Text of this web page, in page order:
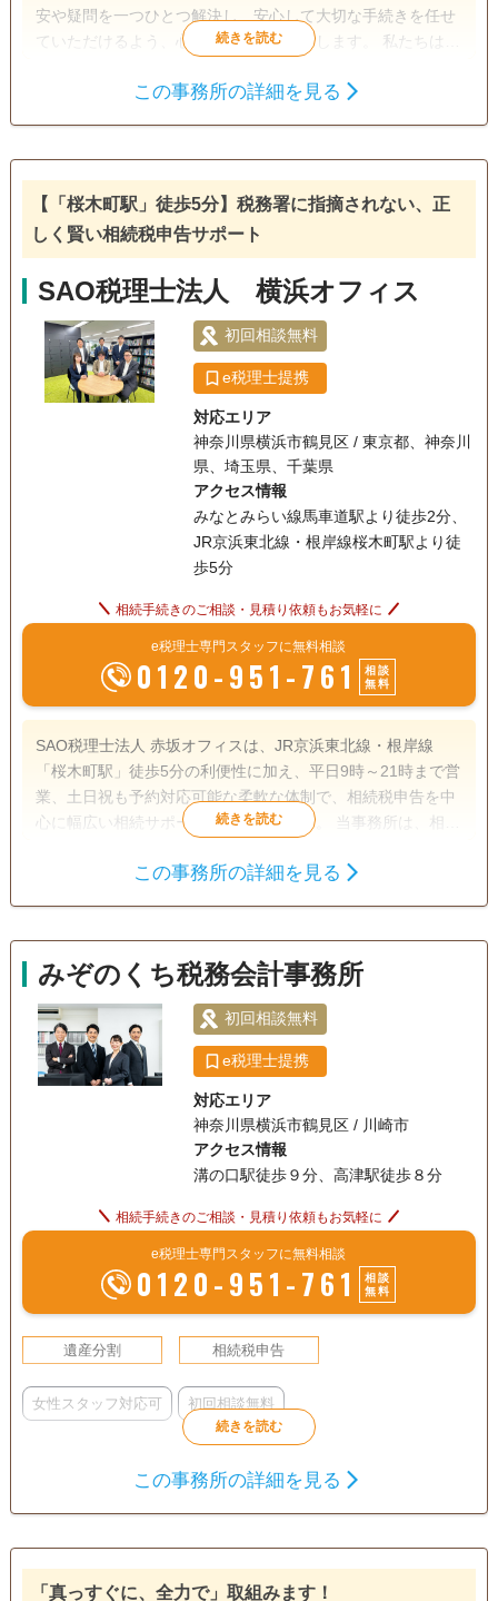
安や疑問を一つひとつ解決し、安心して大切な手続きを任せ
ていただけるよう、心を込めてお手伝いします。 私たちは、
く、遺産分割や納税資金の準備など、相続に関わる全ての手
ートも行っています。大切な会社を次の世代へ引き継ぐため
たします。 どんな小さな質問でもお気軽にご相談いただけま
れば、ぜひ当事務所にご連絡ください。初回のご相談は無料
ですので、まずはお気軽にご連絡いただければと思います。
相続手続き
電話相談可 訪問可 女性スタッフ対応可 土日相談可
初回相談無料 18時以降相談可 オンライン面談可
事務所面談可
この事務所の詳細を見る
【「桜木町駅」徒歩5分】税務署に指摘されない、正
しく賢い相続税申告サポート
SAO税理士法人 横浜オフィス
初回相談無料
e税理士提携
対応エリア
神奈川県横浜市鶴見区 / 東京都、神奈川
県、埼玉県、千葉県
アクセス情報
みなとみらい線馬車道駅より徒歩2分、
JR京浜東北線・根岸線桜木町駅より徒
歩5分
相続手続きのご相談・見積り依頼もお気軽に
e税理士専門スタッフに無料相談
0120-951-761
相談
無料
SAO税理士法人 赤坂オフィスは、JR京浜東北線・根岸線
「桜木町駅」徒歩5分の利便性に加え、平日9時～21時まで営
業、土日祝も予約対応可能な柔軟な体制で、相続税申告を中
心に幅広い相続サポートを行っています。 当事務所は、相続
人がいる場合や、遺産分割が難航しているケースなど、複雑
ートできるのも強みです。
相続財産調査
電話相談可 訪問可 土日相談可 初回相談無料
18時以降相談可 オンライン面談可 事務所面談可
この事務所の詳細を見る
みぞのくち税務会計事務所
初回相談無料
e税理士提携
対応エリア
神奈川県横浜市鶴見区 / 川崎市
アクセス情報
溝の口駅徒歩９分、高津駅徒歩８分
相続手続きのご相談・見積り依頼もお気軽に
e税理士専門スタッフに無料相談
0120-951-761
相談
無料
遺産分割 相続税申告
女性スタッフ対応可 初回相談無料
この事務所の詳細を見る
「真っすぐに、全力で」取組みます！